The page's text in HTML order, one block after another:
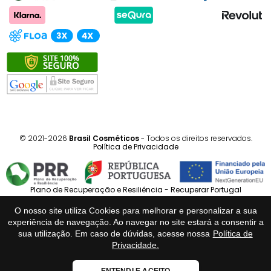
O nosso site utiliza Cookies para melhorar e personalizar a sua
experiência de navegação. Ao navegar no site estará a consentir a
sua utilização. Em caso de dúvidas, acesse nossa Política de
Privacidade.
com uma toalha. Aplique a Máscara Força com
Pimenta mecha a mecha, massajando suavemente
desde o comprimento até às pontas. Deixe actuar por
alguns minutos, permitindo que os ingredientes
activos penetrem profundamente na fibra capilar.
Enxágue abundantemente até remover todo o
Com a utilização regular da Máscara Força com
Pimenta, poderá esperar uma transformação notável
no seu cabelo. Observará um crescimento capilar
acelerado, com fios mais fortes e resistentes à
quebra. O seu cabelo adquirirá uma hidratação
© 2021-2026 Brasil Cosméticos- Todos os direitos reservados.
Política de Privacidade
Plano de Recuperação e Resiliência - Recuperar Portugal
Português Español